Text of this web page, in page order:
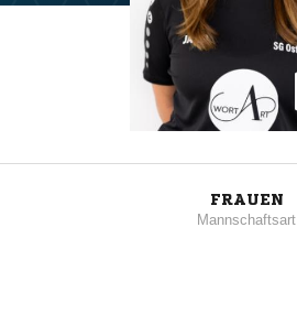
FRAUEN
Mannschaftsart